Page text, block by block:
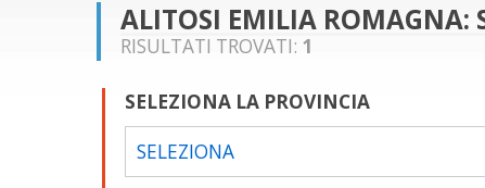
ALITOSI EMILIA ROMAGNA:
RISULTATI TROVATI: 1
SELEZIONA LA PROVINCIA
SELEZIONA